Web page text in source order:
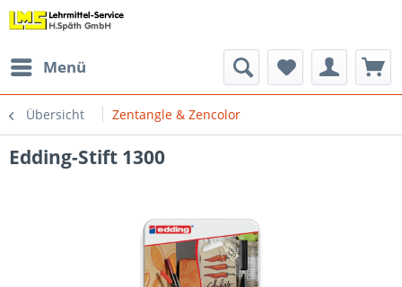
Menü
Übersicht Zentangle & Zencolor
Edding-Stift 1300